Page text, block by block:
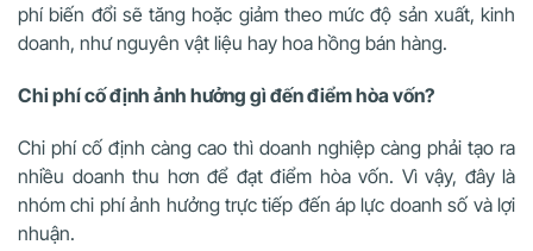
phí biến đổi sẽ tăng hoặc giảm theo mức độ sản xuất, kinh
doanh, như nguyên vật liệu hay hoa hồng bán hàng.
Chi phí cố định ảnh hưởng gì đến điểm hòa vốn?
Chi phí cố định càng cao thì doanh nghiệp càng phải tạo ra
nhiều doanh thu hơn để đạt điểm hòa vốn. Vì vậy, đây là
nhóm chi phí ảnh hưởng trực tiếp đến áp lực doanh số và lợi
nhuận.